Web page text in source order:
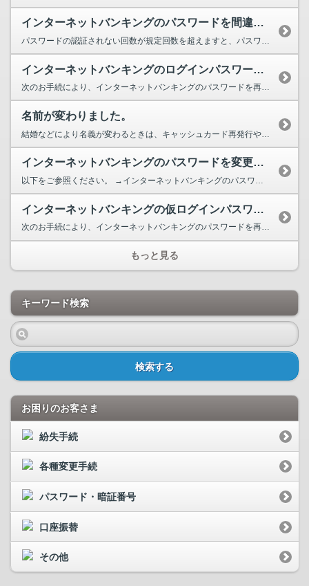
インターネットバンキングのパスワードを間違えてしまいました。
パスワードの認証されない回数が規定回数を超えますと、パスワードロックがかかりインターネット...
インターネットバンキングのログインパスワードまたは確認パスワードがわからな...
次のお手続により、インターネットバンキングのパスワードを再発行いたします。 →パスワード...
名前が変わりました。
インターネットバンキングのパスワードを変更したいです。
以下をご参照ください。 →インターネットバンキングのパスワード変更方法
インターネットバンキングの仮ログインパスワードを忘れてしまった場合やハガキ...
次のお手続により、インターネットバンキングのパスワードを再発行いたします。 →パスワード...
もっと見る
キーワード検索
検索する
お困りのお客さま
紛失手続
各種変更手続
パスワード・暗証番号
口座振替
その他